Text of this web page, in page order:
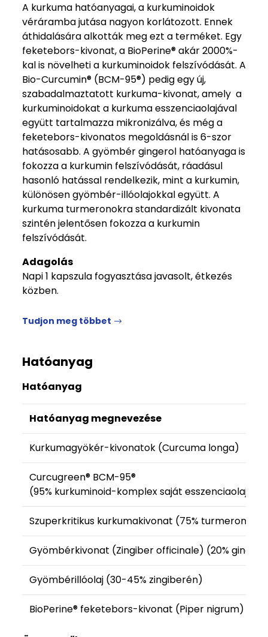
A kurkuma hatóanyagai, a kurkuminoidok
véráramba jutása nagyon korlátozott. Ennek
áthidalására alkották meg ezt a terméket. Egy
feketebors-kivonat, a BioPerine® akár 2000%-
kal is növelheti a kurkuminoidok felszívódását. A
Bio-Curcumin® (BCM-95®) pedig egy új,
szabadalmaztatott kurkuma-kivonat, amely a
kurkuminoidokat a kurkuma esszenciaolajával
együtt tartalmazza mikronizálva, és még a
feketebors-kivonatos megoldásnál is 6-szor
hatásosabb. A gyömbér gingerol hatóanyaga is
fokozza a kurkumin felszívódását, ráadásul
hasonló hatással rendelkezik, mint a kurkumin,
különösen gyömbér-illóolajokkal együtt. A
kurkuma turmeronokra standardizált kivonata
szintén jelentősen fokozza a kurkumin
felszívódását.
Adagolás
Napi 1 kapszula fogyasztása javasolt, étkezés
közben.
Tudjon meg többet
Hatóanyag
Hatóanyag
Hatóanyag megnevezése
Kurkumagyökér-kivonatok (Curcuma longa)
Curcugreen® BCM-95®
(95% kurkuminoid-komplex saját
Szuperkritikus kurkumakivonat (75% turmeronok)
Gyömbérkivonat (Zingiber officinale) (20%
Gyömbérillóolaj (30-45% zingiberén)
BioPerine® feketebors-kivonat (Piper nigrum)